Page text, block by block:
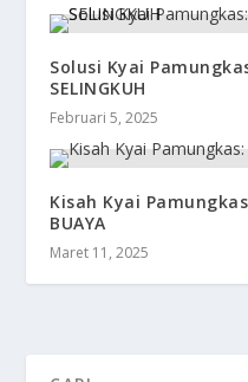
Solusi Kyai
SELINGKUH
Februari 5, 2025
Kisah Kyai
BUAYA
Maret 11, 2025